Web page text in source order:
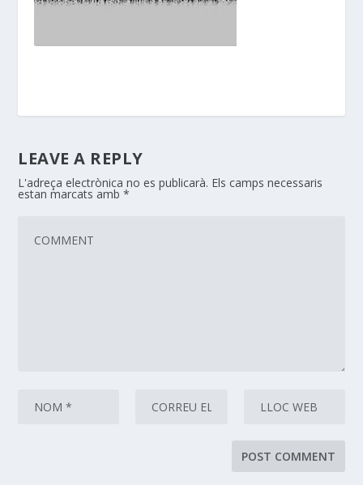
LEAVE A REPLY
L'adreça electrònica no es publicarà. Els camps necessaris
estan marcats amb*